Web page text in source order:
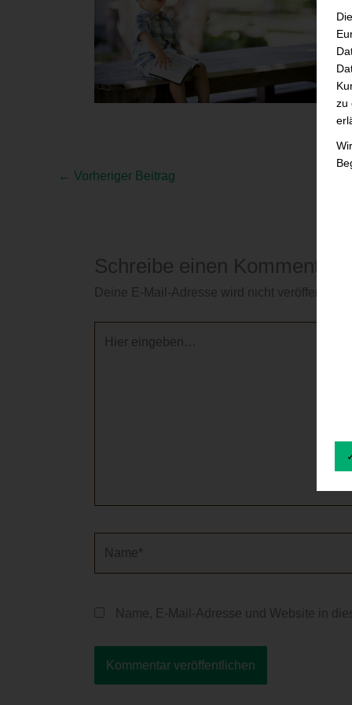
← Vorheriger Beitrag
Schreibe einen Kommentar
Deine E-Mail-Adresse wird nicht veröffentlicht.
eingeben…
Name, E-Mail-Adresse und Website in
zu